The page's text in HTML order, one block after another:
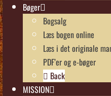
Bøger
Bogsalg
Læs bogen online
Læs i det originale
PDF’er og e-bøger
Back
MISSION